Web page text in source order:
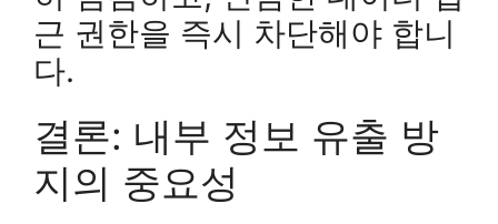
근 권한을 즉시 차단해야 합니
다.
결론: 내부 정보 유출 방
지의 중요성